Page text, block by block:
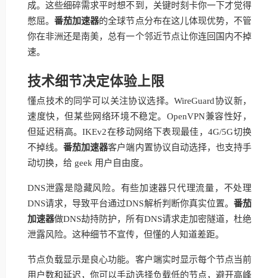
成。这些细碎需求平时想不到，关键时刻卡你一下才觉得
憋屈。番茄加速器的全球节点分布在这儿体现优势，不管
你在非洲还是南美，总有一个邻近节点让你连回国内不掉
速。
技术细节决定体验上限
懂点技术的同学可以关注协议选择。WireGuard协议新，
速度快，但某些网络环境不稳定。OpenVPN兼容性好，
但延迟稍高。IKEv2在移动网络下表现最佳，4G/5G切换
不掉线。番茄加速器客户端内置协议自动选择，也支持手
动切换，给 geek 用户自由度。
DNS泄露是隐藏风险。有些加速器只代理流量，不处理
DNS请求，导致平台通过DNS解析判断你真实位置。 番茄
加速器做DNS劫持防护，所有DNS请求走加密隧道，杜绝
泄露风险。这种细节不宣传，但懂的人知道差距。
节点负载显示是良心功能。客户端实时显示每个节点当前
用户数和延迟，你可以手动选择负载低的节点，避开高峰